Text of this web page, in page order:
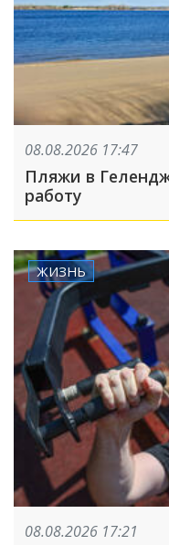
08.08.2026 17:47
Пляжи в
работу
ЖИЗНЬ
08.08.2026 17:21